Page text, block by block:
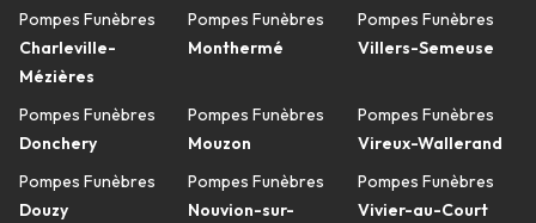
Pompes Funèbres
Charleville-
Mézières
Pompes Funèbres
Donchery
Pompes Funèbres
Douzy
Pompes Funèbres
Monthermé
Pompes Funèbres
Mouzon
Pompes Funèbres
Nouvion-sur-
Pompes Funèbres
Villers-Semeuse
Pompes Funèbres
Vireux-Wallerand
Pompes Funèbres
Vivier-au-Court